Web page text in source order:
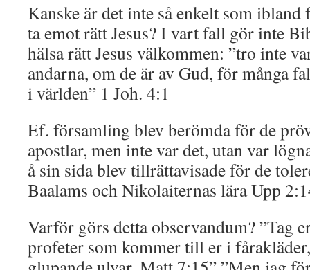
Kanske är det inte så enkelt som ibland
ta emot rätt Jesus? I vart fall gör inte
hälsa rätt Jesus välkommen: ”tro inte
andarna, om de är av Gud, för många
i världen” 1 Joh. 4:1
Ef. församling blev berömda för de
apostlar, men inte var det, utan var
å sin sida blev tillrättavisade för de
Baalams och Nikolaiternas lära Upp
Varför görs detta observandum? ”Tag
profeter som kommer till er i